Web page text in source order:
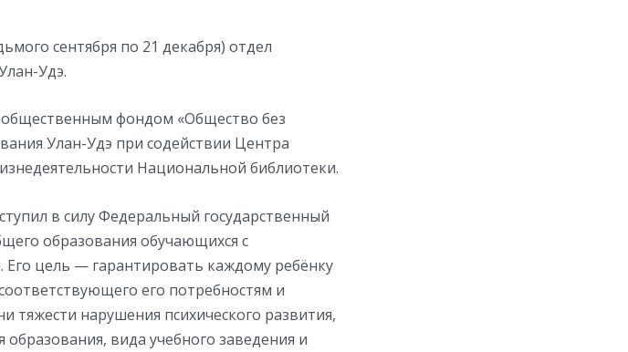
сентября по 21 декабря) отдел
Удэ.
фондом «Общество без
Улан-Удэ при содействии Центра
Национальной библиотеки.
в силу Федеральный государственный
образования обучающихся с
цель — гарантировать каждому ребёнку
его потребностям и
тяжести нарушения психического развития,
вида учебного заведения и